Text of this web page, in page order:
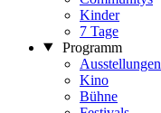
Kinder
7 Tage
Programm
Ausstellungen
Kino
Bühne